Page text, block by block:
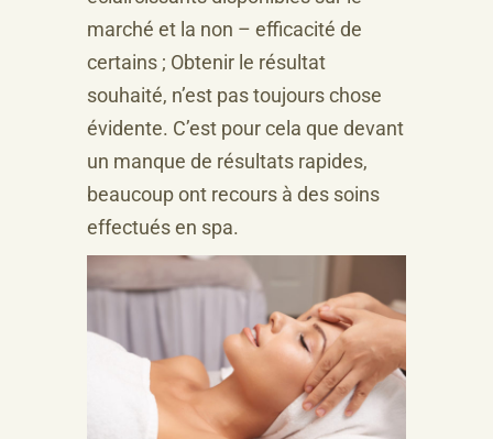
marché et la non – efficacité de
certains ; Obtenir le résultat
souhaité, n’est pas toujours chose
évidente. C’est pour cela que devant
un manque de résultats rapides,
beaucoup ont recours à des soins
effectués en spa.